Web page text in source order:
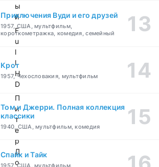
ы
й
F
u
l
l
H
D
П
и
т
е
р
Д
о
Приключения Вуди и его друзей
1957, США, мультфильм,
короткометражка, комедия, семейный
Крот
1957, Чехословакия, мультфильм
Том и Джерри. Полная коллекция
классики
1940, США, мультфильм, комедия
Спайк и Тайк
1957, США, мультфильм,